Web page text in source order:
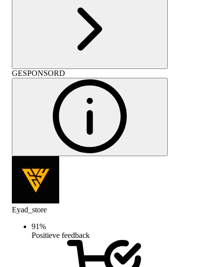
GESPONSORD
Eyad_store
91%
Positieve feedback